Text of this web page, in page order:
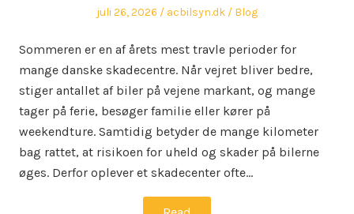
Posted
juli 26, 2026 Author
acbilsyn.dk
Posted
Blog
Sommeren er en af årets mest travle perioder for
mange danske skadecentre. Når vejret bliver bedre,
stiger antallet af biler på vejene markant, og mange
tager på ferie, besøger familie eller kører på
weekendture. Samtidig betyder de mange kilometer
bag rattet, at risikoen for uheld og skader på bilerne
øges. Derfor oplever et skadecenter ofte…